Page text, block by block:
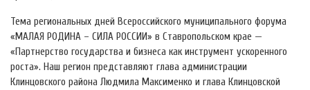
Тема региональных дней Всероссийского муниципального форума
«МАЛАЯ РОДИНА – СИЛА РОССИИ» в Ставропольском крае —
«Партнерство государства и бизнеса как инструмент ускоренного
роста». Наш регион представляют глава администрации
Клинцовского района Людмила Максименко и глава Клинцовской